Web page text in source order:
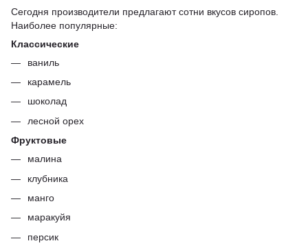
Сегодня производители предлагают сотни вкусов сиропов.
Наиболее популярные:
Классические
ваниль
карамель
шоколад
лесной орех
Фруктовые
малина
клубника
манго
маракуйя
персик